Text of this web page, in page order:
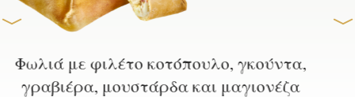
Μίνι κουρού πιτάκι με λουκάνικο χοιρινό
40g